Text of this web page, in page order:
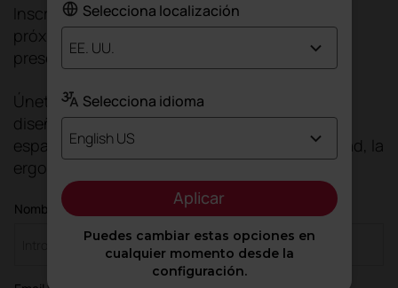
Inscríbete para asegurar tu plaza en nuestros
próximos eventos exclusivos, workshops y
presentaciones de producto.
Únete a una comunidad de arquitectos y
diseñadores que transforman el futuro de los
espacios de trabajo a través de la sostenibilidad, la
ergonomía y el diseño mediterráneo.
Nombre *
Selecciona localización
EE. UU.
Selecciona idioma
English US
Aplicar
Puedes cambiar estas opciones en
cualquier momento desde la
configuración.